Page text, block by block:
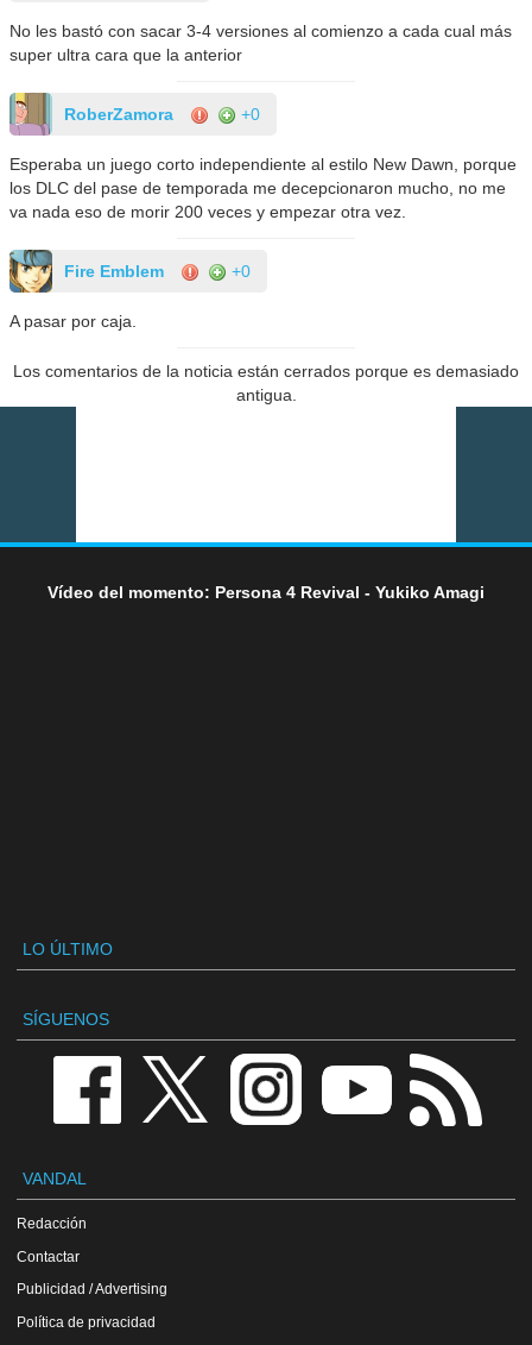
No les bastó con sacar 3-4 versiones al comienzo a cada cual más
super ultra cara que la anterior
RoberZamora +0
Esperaba un juego corto independiente al estilo New Dawn, porque
los DLC del pase de temporada me decepcionaron mucho, no me
va nada eso de morir 200 veces y empezar otra vez.
Fire Emblem +0
A pasar por caja.
Los comentarios de la noticia están cerrados porque es demasiado
antigua.
Vídeo del momento: Persona 4 Revival - Yukiko Amagi
LO ÚLTIMO
SÍGUENOS
VANDAL
Redacción
Contactar
Publicidad / Advertising
Política de privacidad